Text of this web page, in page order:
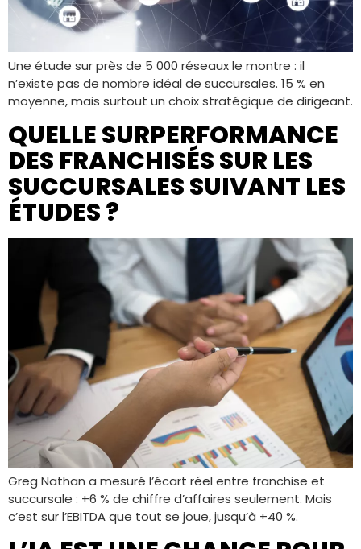
Une étude sur près de 5 000 réseaux le montre : il
n’existe pas de nombre idéal de succursales. 15 % en
moyenne, mais surtout un choix stratégique de dirigeant.
QUELLE SURPERFORMANCE
DES FRANCHISÉS SUR LES
SUCCURSALES SUIVANT LES
ÉTUDES ?
Greg Nathan a mesuré l’écart réel entre franchise et
succursale : +6 % de chiffre d’affaires seulement. Mais
c’est sur l’EBITDA que tout se joue, jusqu’à +40 %.